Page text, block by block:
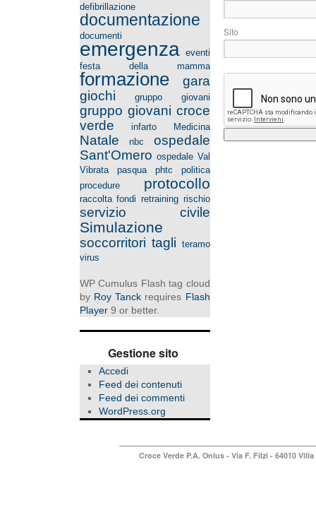
defibrillazione
documentazione
documenti
emergenza eventi
festa della mamma
formazione
gara
giochi
gruppo giovani
gruppo giovani croce
verde
infarto Medicina
Natale nbc
ospedale
Sant'Omero ospedale Val
Vibrata
pasqua phtc
politica
procedure
protocollo
raccolta fondi retraining rischio
servizio civile
Simulazione
soccorritori tagli teramo
virus
WP Cumulus Flash tag cloud
by Roy Tanck requires Flash
Player9 or better.
Gestione sito
Accedi
Feed dei contenuti
Feed dei commenti
WordPress.org
Croce Verde P.A. Onlus - Via F. Filzi - 64010